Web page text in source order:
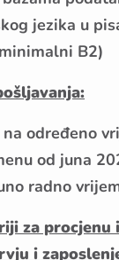
jezika u
B2)
određeno
od juna
radno
za procjenu
i